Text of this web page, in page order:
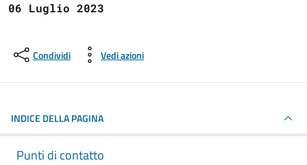
06 Luglio 2023
Condividi Vedi azioni
INDICE DELLA PAGINA
Punti di contatto